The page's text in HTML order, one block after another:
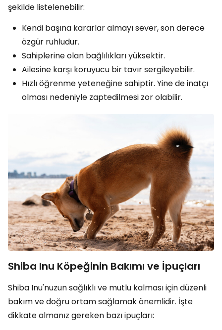
şekilde listelenebilir:
Kendi başına kararlar almayı sever, son derece
özgür ruhludur.
Sahiplerine olan bağlılıkları yüksektir.
Ailesine karşı koruyucu bir tavır sergileyebilir.
Hızlı öğrenme yeteneğine sahiptir. Yine de inatçı
olması nedeniyle zaptedilmesi zor olabilir.
Shiba Inu Köpeğinin Bakımı ve İpuçları
Shiba Inu'nuzun sağlıklı ve mutlu kalması için düzenli
bakım ve doğru ortam sağlamak önemlidir. İşte
dikkate almanız gereken bazı ipuçları: